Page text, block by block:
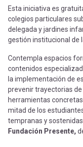
Esta iniciativa es
colegios particulares
delegada y jardines
gestión institucional de
Contempla espacios
contenidos
la implementación de
prevenir trayectorias
herramientas
mitad de los
tempranas y sostenidas.
Fundación Presente,